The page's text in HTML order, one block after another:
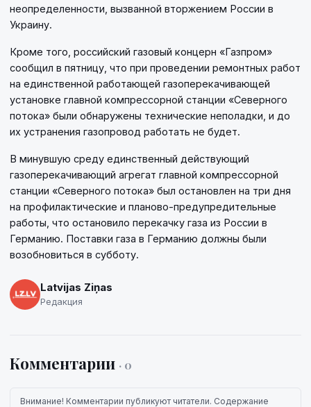
неопределенности, вызванной вторжением России в
Украину.
Кроме того, российский газовый концерн «Газпром»
сообщил в пятницу, что при проведении ремонтных работ
на единственной работающей газоперекачивающей
установке главной компрессорной станции «Северного
потока» были обнаружены технические неполадки, и до
их устранения газопровод работать не будет.
В минувшую среду единственный действующий
газоперекачивающий агрегат главной компрессорной
станции «Северного потока» был остановлен на три дня
на профилактические и планово-предупредительные
работы, что остановило перекачку газа из России в
Германию. Поставки газа в Германию должны были
возобновиться в субботу.
Latvijas Ziņas
Редакция
Комментарии · 0
Внимание! Комментарии публикуют читатели. Содержание